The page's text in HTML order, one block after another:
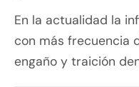
En la actualidad la
con más frecuencia
engaño y traición